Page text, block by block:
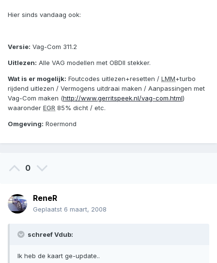
Hier sinds vandaag ook:
Versie: Vag-Com 311.2
Uitlezen: Alle VAG modellen met OBDII stekker.
Wat is er mogelijk: Foutcodes uitlezen+resetten / LMM+turbo
rijdend uitlezen / Vermogens uitdraai maken / Aanpassingen met
Vag-Com maken (http://www.gerritspeek.nl/vag-com.html)
waaronder EGR 85% dicht / etc.
Omgeving: Roermond
0
ReneR
Geplaatst 6 maart, 2008
schreef Vdub:
Ik heb de kaart ge-update..